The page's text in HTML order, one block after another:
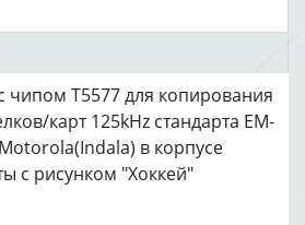
чипом T5577 для копирования
карт 125kHz стандарта EM-
в корпусе
с рисунком "Хоккей"